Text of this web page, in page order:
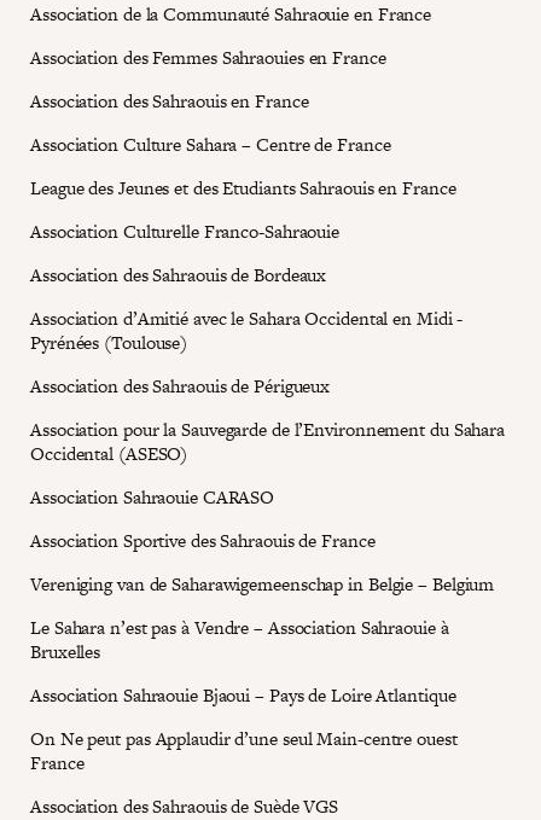
Association de la Communauté Sahraouie en France
Association des Femmes Sahraouies en France
Association des Sahraouis en France
Association Culture Sahara – Centre de France
League des Jeunes et des Etudiants Sahraouis en France
Association Culturelle Franco-Sahraouie
Association des Sahraouis de Bordeaux
Association d’Amitié avec le Sahara Occidental en Midi -
Pyrénées (Toulouse)
Association des Sahraouis de Périgueux
Association pour la Sauvegarde de l’Environnement du Sahara
Occidental (ASESO)
Association Sahraouie CARASO
Association Sportive des Sahraouis de France
Vereniging van de Saharawigemeenschap in Belgie – Belgium
Le Sahara n’est pas à Vendre – Association Sahraouie à
Bruxelles
Association Sahraouie Bjaoui – Pays de Loire Atlantique
On Ne peut pas Applaudir d’une seul Main-centre ouest
France
Association des Sahraouis de Suède VGS